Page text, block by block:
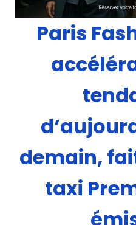
Paris
demain,
taxi